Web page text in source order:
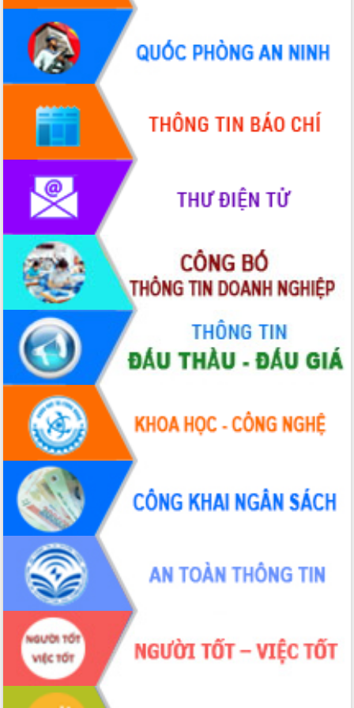
Hội thảo khoa học “Giải pháp thúc đẩy
phát triển nền kinh tế xanh tại tỉnh
Đắk Lắk”
Tăng cường giám sát, đôn đốc thực
hiện nhiệm vụ quản lý tài sản công
Tháo gỡ những vướng mắc, đẩy mạnh
công tác cải cách thủ tục hành chính
tại Trung tâm Phục vụ hành chính
công tỉnh
Đắk Lắk: Tôn vinh 46 giải pháp tại Hội
thi Sáng tạo Kỹ thuật 2024 - 2025
Đắk Lắk rà soát, điều chỉnh Đề án 190
về phát triển nuôi trồng thủy sản
Phó Chủ tịch UBND tỉnh Đắk Lắk
Trương Công Thái kiểm tra thực địa
Dự án cao tốc Khánh Hòa - Buôn Ma
Thuột
Định vị cà phê Việt Nam như một “di
sản sống” trong dòng chảy toàn cầu
Xây dựng nông thôn mới: Nâng cao đời
sống người dân từ những mô hình thiết
thực
Quyết liệt tháo gỡ vướng mắc, đẩy
nhanh tiến độ các dự án trọng điểm
trong Khu kinh tế Nam Phú Yên
Hòn Yến phát triển du lịch gắn với bảo
tồn biển
Lấy ý kiến điều chỉnh Quy hoạch tỉnh
Đắk Lắk thời kỳ 2021-2030, tầm nhìn
đến năm 2050
Phát động chiến dịch 30 ngày đêm
giải phóng mặt bằng Tuyến đường bộ
ven biển
Đắk Lắk nỗ lực thúc đẩy tăng trưởng
kinh tế từ 10% trở lên trong Quý
II/2026
Đắk Lắk ký kết thỏa thuận hợp tác về
chuyển đổi số giai đoạn 2026 – 2030
với Tập đoàn Bưu chính Viễn thông
Việt Nam